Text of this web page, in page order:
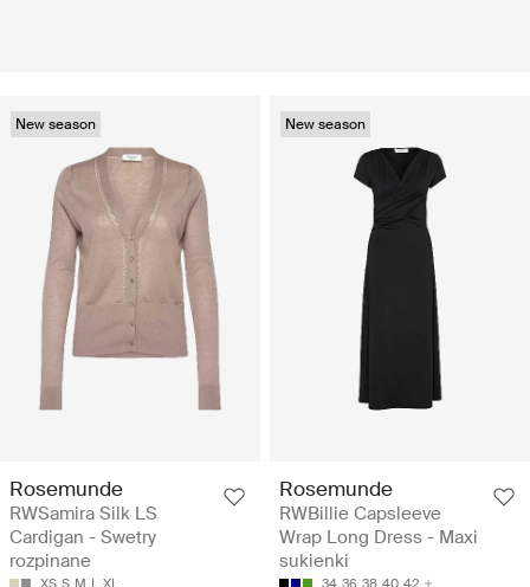
New season
Rosemunde
RWSamira Silk LS
Cardigan - Swetry
rozpinane
XS S M L XL
New season
Rosemunde
RWBillie Capsleeve
Wrap Long Dress - Maxi
sukienki
34 36 38 40 42